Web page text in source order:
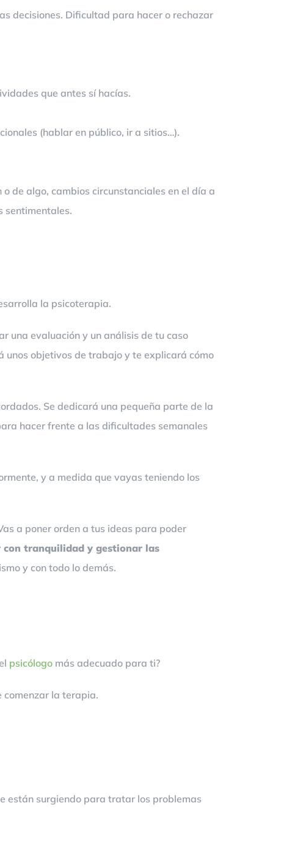
decisiones. Dificultad para hacer o rechazar
que antes sí hacías.
(hablar en público, ir a sitios…).
de algo, cambios circunstanciales en el día a
sentimentales.
la psicoterapia.
una evaluación y un análisis de tu caso
objetivos de trabajo y te explicará cómo
Se dedicará una pequeña parte de la
hacer frente a las dificultades semanales
y a medida que vayas teniendo los
a poner orden a tus ideas para poder
con tranquilidad y gestionar las
y con todo lo demás.
psicólogo más adecuado para ti?
comenzar la terapia.
están surgiendo para tratar los problemas